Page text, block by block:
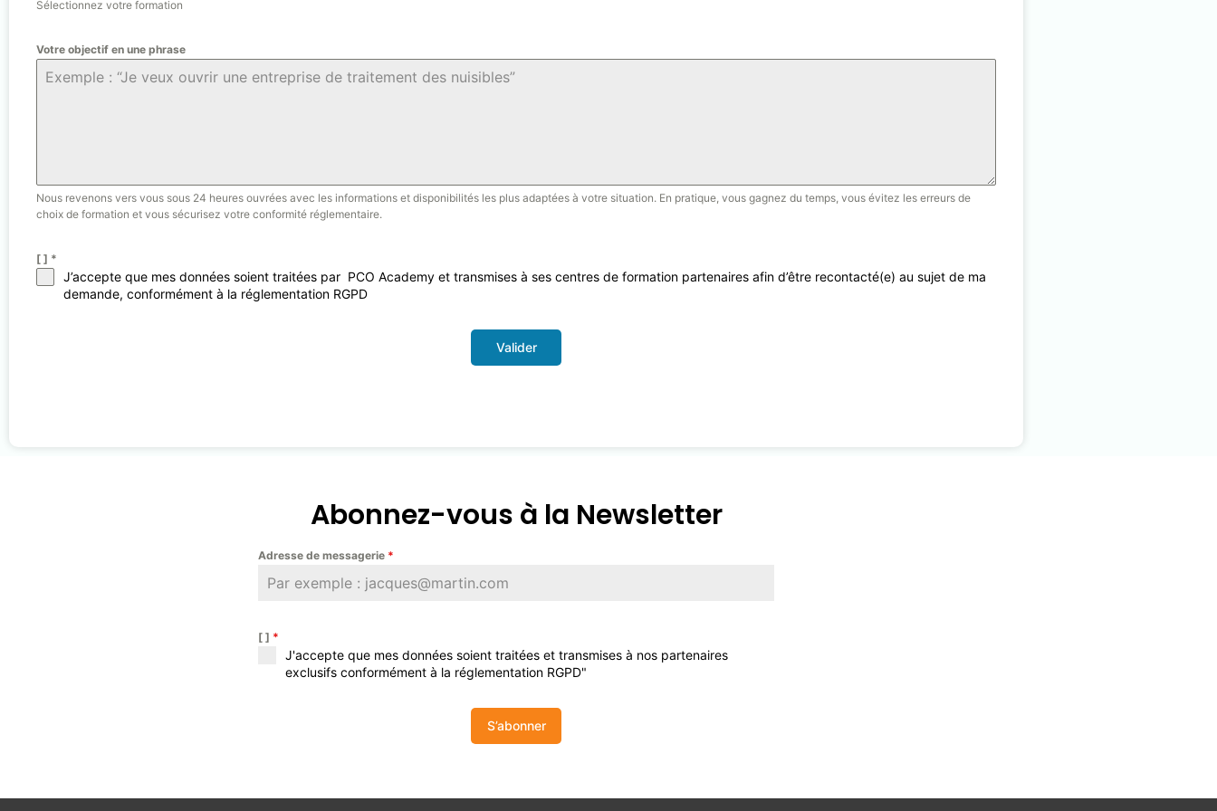
Sélectionnez votre formation
Votre objectif en une phrase
Nous revenons vers vous sous 24 heures ouvrées avec les informations et disponibilités les plus adaptées à votre situation. En pratique, vous gagnez du temps, vous évitez les erreurs de
choix de formation et vous sécurisez votre conformité réglementaire.
[ ] *
J’accepte que mes données soient traitées par PCO Academy et transmises à ses centres de formation partenaires afin d’être recontacté(e) au sujet de ma
demande, conformément à la réglementation RGPD
Valider
Abonnez-vous à la Newsletter
Adresse de messagerie *
[ ] *
J'accepte que mes données soient traitées et transmises à nos partenaires
exclusifs conformément à la réglementation RGPD"
S’abonner